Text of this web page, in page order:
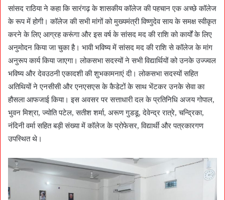
सांसद राठिया ने कहा कि सारंगढ़ के शासकीय कॉलेज की पहचान एक अच्छे कॉलेज
के रूप में होगी। कॉलेज की सभी मांगों को मुख्यमंत्री विष्णुदेव साय के समक्ष स्वीकृत
करने के लिए आग्रह करूंगा और इस वर्ष के सांसद मद की राशि को कार्यों के लिए
अनुमोदन किया जा चुका है। भावी भविष्य में सांसद मद की राशि से कॉलेज के मांग
अनुरूप कार्य किया जाएगा। लोकसभा सदस्यों ने सभी विद्यार्थियों को उनके उज्ज्वल
भविष्य और देवउठनी एकादशी की शुभकामनाएं दी। लोकसभा सदस्यों सहित
अतिथियों ने एनसीसी और एनएसएस के कैडेटों के साथ भेंटकर उनके सेवा का
हौसला आफजाई किया। इस अवसर पर सत्ताधारी दल के प्रतिनिधि अजय गोपाल,
भुवन मिश्रा, ज्योति पटेल, सतीश शर्मा, अरूण गुडडू, देवेन्द्र रात्रे, चन्द्रिका,
नंदिनी वर्मा सहित बड़ी संख्या में कॉलेज के प्रोफेसर, विद्यार्थी और पत्रकारगण
उपस्थित थे।